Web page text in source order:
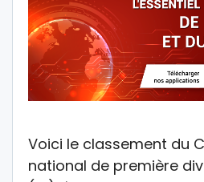
Voici le classement du
national de première